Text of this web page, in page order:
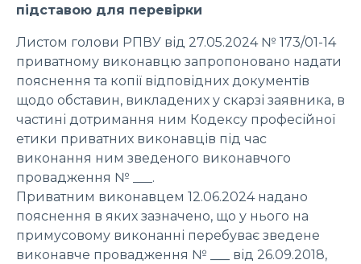
підставою для перевірки
Листом голови РПВУ від 27.05.2024 № 173/01-14
приватному виконавцю запропоновано надати
пояснення та копії відповідних документів
щодо обставин, викладених у скарзі заявника, в
частині дотримання ним Кодексу професійної
етики приватних виконавців під час
виконання ним зведеного виконавчого
провадження № ___.
Приватним виконавцем 12.06.2024 надано
пояснення в яких зазначено, що у нього на
примусовому виконанні перебуває зведене
виконавче провадження № ___ від 26.09.2018,